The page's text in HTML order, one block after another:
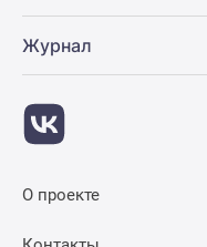
Журнал
О проекте